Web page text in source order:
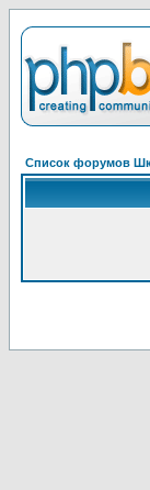
Список форумов